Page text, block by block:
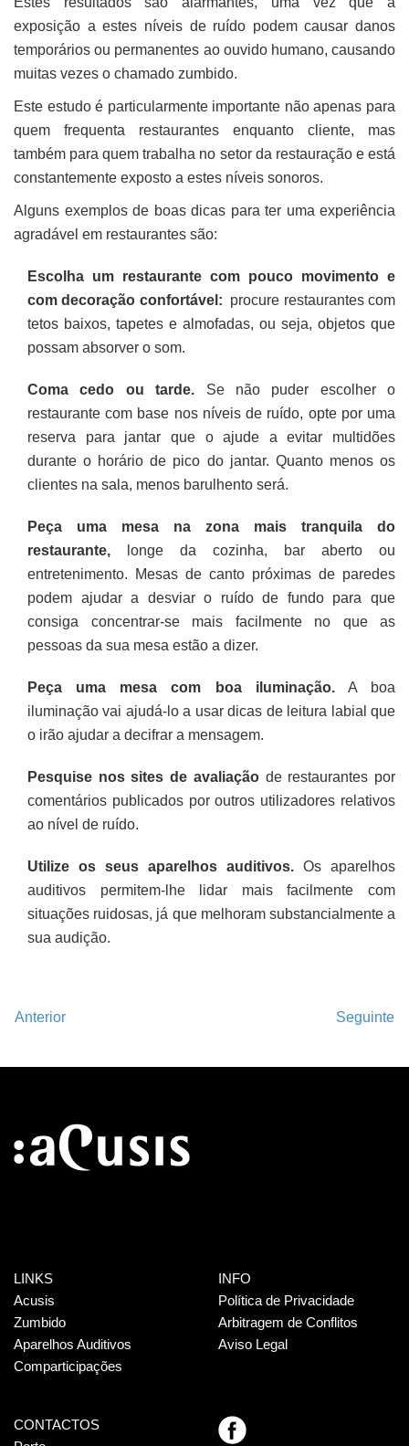
exposição a estes níveis de ruído podem causar danos
temporários ou permanentes ao ouvido humano, causando
muitas vezes o chamado zumbido.
Este estudo é particularmente importante não apenas para
quem frequenta restaurantes enquanto cliente, mas
também para quem trabalha no setor da restauração e está
constantemente exposto a estes níveis sonoros.
Alguns exemplos de boas dicas para ter uma experiência
agradável em restaurantes são:
Escolha um restaurante com pouco movimento e
com decoração confortável: procure restaurantes com
tetos baixos, tapetes e almofadas, ou seja, objetos que
possam absorver o som.
Coma cedo ou tarde. Se não puder escolher o
restaurante com base nos níveis de ruído, opte por uma
reserva para jantar que o ajude a evitar multidões
durante o horário de pico do jantar. Quanto menos os
clientes na sala, menos barulhento será.
Peça uma mesa na zona mais tranquila do
restaurante, longe da cozinha, bar aberto ou
entretenimento. Mesas de canto próximas de paredes
podem ajudar a desviar o ruído de fundo para que
consiga concentrar-se mais facilmente no que as
pessoas da sua mesa estão a dizer.
Peça uma mesa com boa iluminação.A boa
iluminação vai ajudá-lo a usar dicas de leitura labial que
o irão ajudar a decifrar a mensagem.
Pesquise nos sites de avaliaçãode restaurantes por
comentários publicados por outros utilizadores relativos
ao nível de ruído.
Utilize os seus aparelhos auditivos. Os aparelhos
auditivos permitem-lhe lidar mais facilmente com
situações ruidosas, já que melhoram substancialmente a
sua audição.
Anterior Seguinte
LINKS
Acusis
Zumbido
Aparelhos Auditivos
Comparticipações
INFO
Política de Privacidade
Arbitragem de Conflitos
Aviso Legal
CONTACTOS